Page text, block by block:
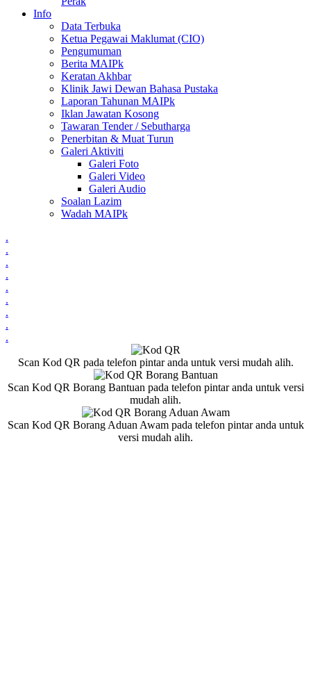
Info
Data Terbuka
Ketua Pegawai Maklumat (CIO)
Pengumuman
Berita MAIPk
Keratan Akhbar
Klinik Jawi Dewan Bahasa Pustaka
Laporan Tahunan MAIPk
Iklan Jawatan Kosong
Tawaran Tender / Sebutharga
Penerbitan & Muat Turun
Galeri Aktiviti
Galeri Foto
Galeri Video
Galeri Audio
Soalan Lazim
Wadah MAIPk
.
.
.
.
.
.
.
.
.
Scan Kod QR pada telefon pintar anda untuk versi mudah alih.
Scan Kod QR Borang Bantuan pada telefon pintar anda untuk versi
mudah alih.
Scan Kod QR Borang Aduan Awam pada telefon pintar anda untuk
versi mudah alih.